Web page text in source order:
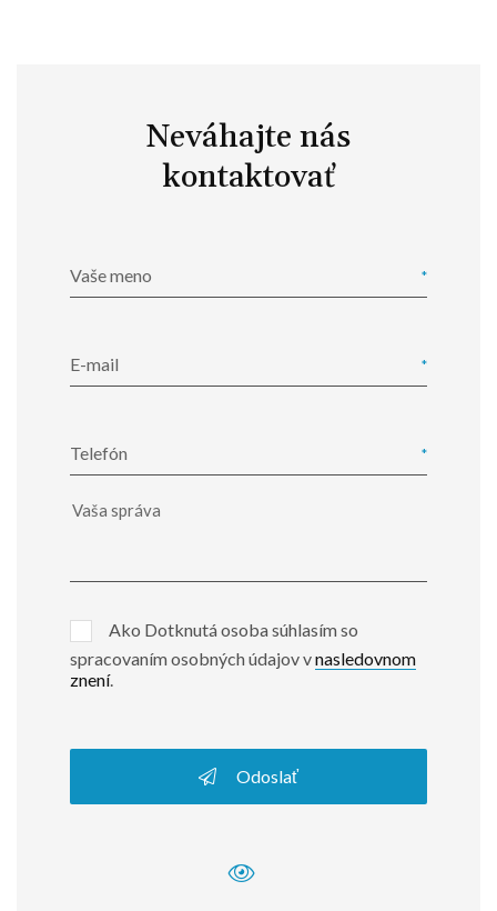
Neváhajte nás
kontaktovať
Vaše meno
E-mail
Telefón
Ako Dotknutá osoba súhlasím so
spracovaním osobných údajov vnasledovnom
znení.
Odoslať